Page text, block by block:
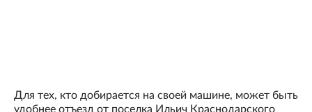
Для тех, кто добирается на своей машине, может быть
удобнее отъезд от поселка Ильич Краснодарского